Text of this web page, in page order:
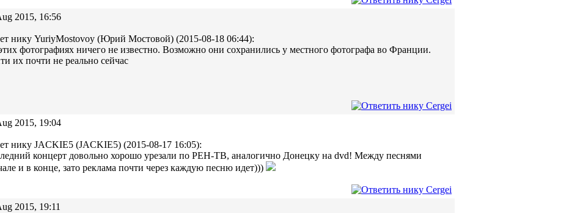
2015, 16:56
нику YuriyMostovoy (Юрий Мостовой) (2015-08-18 06:44):
фотографиях ничего не известно. Возможно они сохранились у местного фотографа во Франции.
их почти не реально сейчас
2015, 19:04
нику JACKIE5 (JACKIE5) (2015-08-17 16:05):
концерт довольно хорошо урезали по РЕН-ТВ, аналогично Донецку на dvd! Между песнями
и в конце, зато реклама почти через каждую песню идет)))
2015, 19:11